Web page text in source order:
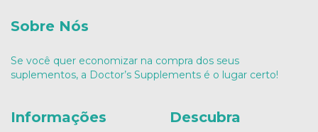
Sobre Nós
Se você quer economizar na compra dos seus
suplementos, a Doctor’s Supplements é o lugar certo!
Informações Descubra